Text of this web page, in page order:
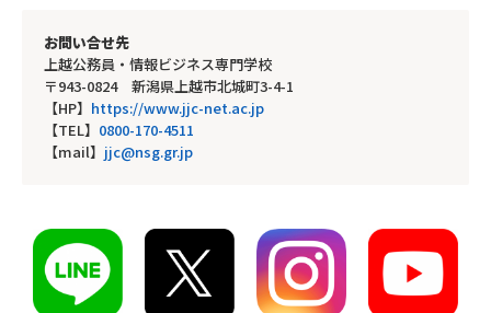
お問い合せ先
上越公務員・情報ビジネス専門学校
〒943-0824 新潟県上越市北城町3-4-1
【HP】 https://www.jjc-net.ac.jp
【TEL】 0800-170-4511
【mail】 jjc@nsg.gr.jp